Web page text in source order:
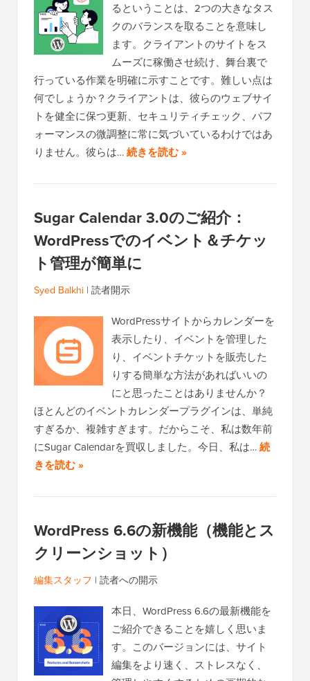
るということは、2つの大きなタス
クのバランスを取ることを意味し
ます。クライアントのサイトをス
ムーズに稼働させ続け、舞台裏で
行っている作業を明確に示すことです。難しい点は
何でしょうか？クライアントは、彼らのウェブサイ
トを健全に保つ更新、セキュリティチェック、パフ
ォーマンスの微調整に常に気づいているわけではあ
りません。彼らは…続きを読む »
Sugar Calendar 3.0のご紹介：
WordPressでのイベント＆チケッ
ト管理が簡単に
Syed Balkhi | 読者開示
WordPressサイトからカレンダーを
表示したり、イベントを管理した
り、イベントチケットを販売した
りする簡単な方法があればいいの
にと思ったことはありませんか？
ほとんどのイベントカレンダープラグインは、単純
すぎるか、複雑すぎます。だからこそ、私は数年前
にSugar Calendarを買収しました。今日、私は…続
きを読む »
WordPress 6.6の新機能（機能とス
クリーンショット）
編集スタッフ | 読者への開示
本日、WordPress 6.6の最新機能を
ご紹介できることを嬉しく思いま
す。このバージョンには、サイト
編集をより速く、ストレスなく、